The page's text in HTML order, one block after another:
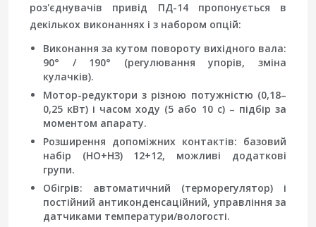
роз'єднувачів привід ПД-14 пропонується в
декількох виконаннях і з набором опцій:
Виконання за кутом повороту вихідного вала:
90° / 190° (регулювання упорів, зміна
кулачків).
Мотор-редуктори з різною потужністю (0,18–
0,25 кВт) і часом ходу (5 або 10 с) – підбір за
моментом апарату.
Розширення допоміжних контактів: базовий
набір (НО+НЗ) 12+12, можливі додаткові
групи.
Обігрів: автоматичний (терморегулятор) і
постійний антиконденсаційний, управління за
датчиками температури/вологості.